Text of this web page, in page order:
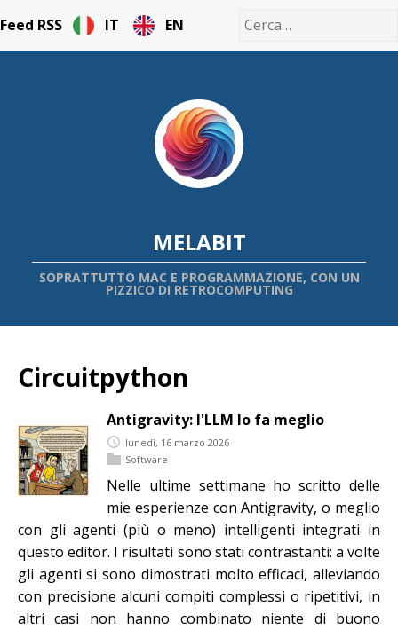
Feed RSS IT EN
MELABIT
SOPRATTUTTO MAC E PROGRAMMAZIONE, CON UN
PIZZICO DI RETROCOMPUTING
Circuitpython
Antigravity: l'LLM lo fa meglio
lunedì, 16 marzo 2026
Software
Nelle ultime settimane ho scritto delle
mie esperienze con Antigravity, o meglio
con gli agenti (più o meno) intelligenti integrati in
questo editor. I risultati sono stati contrastanti: a volte
gli agenti si sono dimostrati molto efficaci, alleviando
con precisione alcuni compiti complessi o ripetitivi, in
altri casi non hanno combinato niente di buono